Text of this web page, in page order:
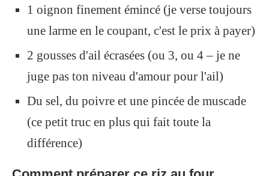
1 oignon finement émincé (je verse toujours
une larme en le coupant, c'est le prix à payer)
2 gousses d'ail écrasées (ou 3, ou 4 – je ne
juge pas ton niveau d'amour pour l'ail)
Du sel, du poivre et une pincée de muscade
(ce petit truc en plus qui fait toute la
différence)